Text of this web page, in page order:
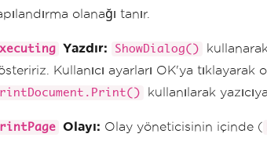
olanağı tanır.
Yazdır: ShowDialog()
Kullanıcı ayarları OK'ya tıklayarak
kullanılarak
Olayı: Olay yöneticisinin içinde (